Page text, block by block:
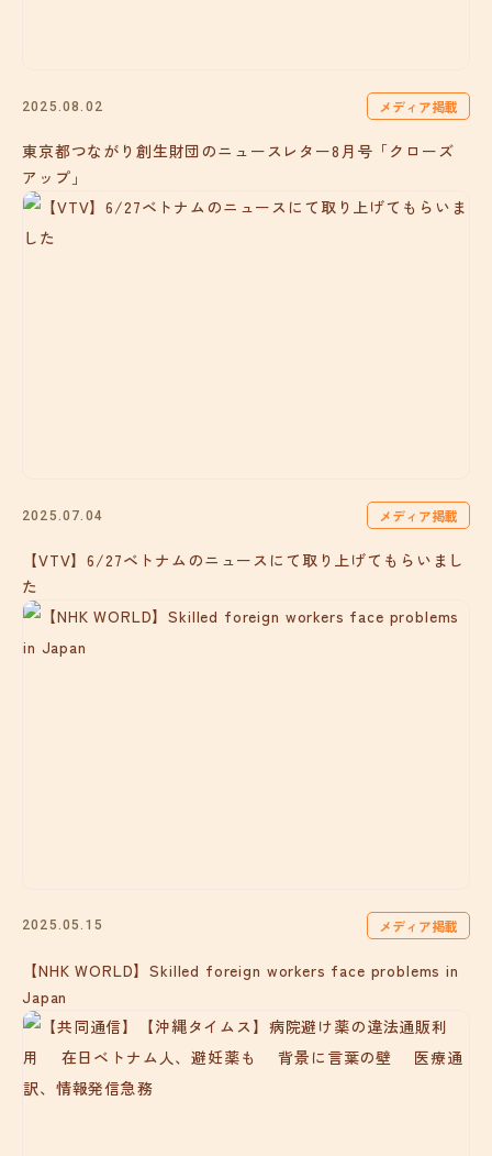
2025.08.02 メディア掲載
東京都つながり創生財団のニュースレター8月号「クローズ
アップ」
2025.07.04 メディア掲載
【VTV】6/27ベトナムのニュースにて取り上げてもらいまし
た
2025.05.15 メディア掲載
【NHK WORLD】Skilled foreign workers face problems in
Japan